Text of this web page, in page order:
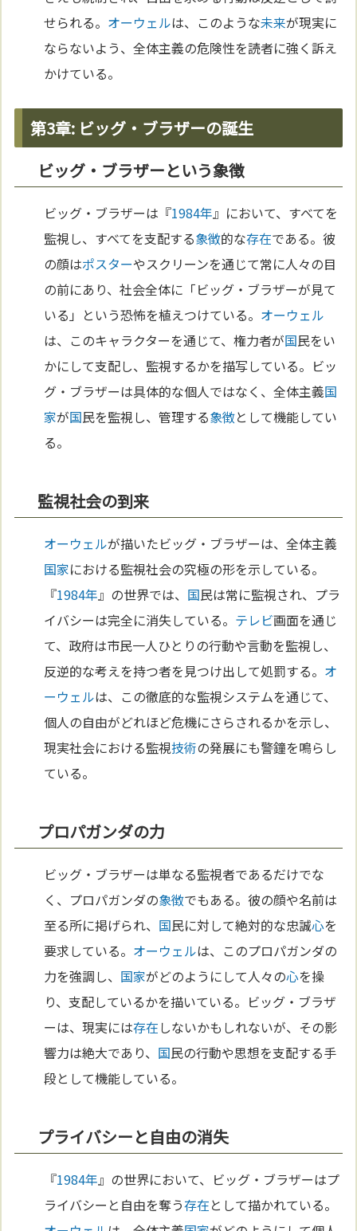
せられる。 オーウェルは、このような未来が現実に
ならないよう、全体主義の危険性を読者に強く訴え
かけている。
第3章: ビッグ・ブラザーの誕生
ビッグ・ブラザーという象徴
ビッグ・ブラザーは『1984年』において、すべてを
監視し、すべてを支配する象徴的な存在である。彼
の顔はポスターやスクリーンを通じて常に人々の目
の前にあり、社会全体に「ビッグ・ブラザーが見て
いる」という恐怖を植えつけている。 オーウェル
は、このキャラクターを通じて、権力者が国民をい
かにして支配し、監視するかを描写している。ビッ
グ・ブラザーは具体的な個人ではなく、全体主義国
家が国民を監視し、管理する象徴として機能してい
る。
監視社会の到来
オーウェルが描いたビッグ・ブラザーは、全体主義
国家における監視社会の究極の形を示している。
『1984年』の世界では、 国民は常に監視され、プラ
イバシーは完全に消失している。 テレビ画面を通じ
て、政府は市民一人ひとりの行動や言動を監視し、
反逆的な考えを持つ者を見つけ出して処罰する。 オ
ーウェルは、この徹底的な監視システムを通じて、
個人の自由がどれほど危機にさらされるかを示し、
現実社会における監視技術の発展にも警鐘を鳴らし
ている。
プロパガンダの力
ビッグ・ブラザーは単なる監視者であるだけでな
く、プロパガンダの象徴でもある。彼の顔や名前は
至る所に掲げられ、 国民に対して絶対的な忠誠心を
要求している。 オーウェルは、このプロパガンダの
力を強調し、 国家がどのようにして人々の心を操
り、支配しているかを描いている。ビッグ・ブラザ
ーは、現実には存在しないかもしれないが、その影
響力は絶大であり、 国民の行動や思想を支配する手
段として機能している。
プライバシーと自由の消失
『1984年』の世界において、ビッグ・ブラザーはプ
ライバシーと自由を奪う存在として描かれている。